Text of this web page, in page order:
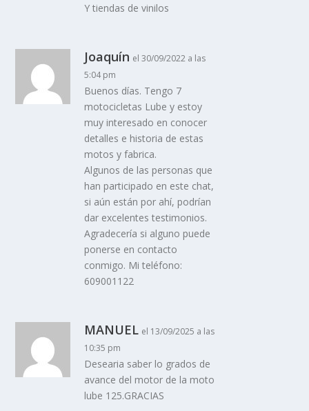
Y tiendas de vinilos
Joaquín el 30/09/2022 a las
5:04 pm
Buenos días. Tengo 7
motocicletas Lube y estoy
muy interesado en conocer
detalles e historia de estas
motos y fabrica.
Algunos de las personas que
han participado en este chat,
si aún están por ahí, podrían
dar excelentes testimonios.
Agradecería si alguno puede
ponerse en contacto
conmigo. Mi teléfono:
609001122
MANUEL el 13/09/2025 a las
10:35 pm
Desearia saber lo grados de
avance del motor de la moto
lube 125.GRACIAS